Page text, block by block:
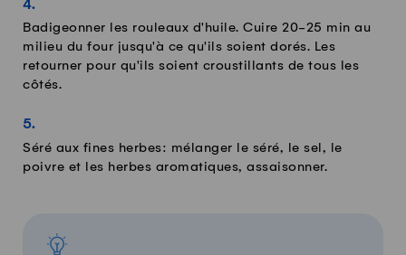
Badigeonner les rouleaux d'huile. Cuire 20-25 min au
milieu du four jusqu'à ce qu'ils soient dorés. Les
retourner pour qu'ils soient croustillants de tous les
côtés.
Séré aux fines herbes: mélanger le séré, le sel, le
poivre et les herbes aromatiques, assaisonner.